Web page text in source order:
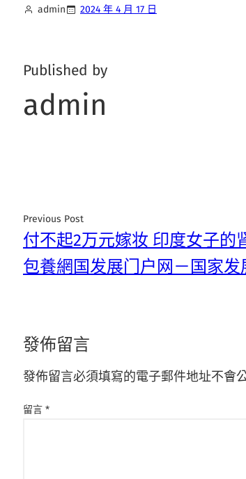
admin 2024 年 4 月 17 日
Published by
admin
Previous Post
付不起2万元嫁妆 印度女子的
包養網国发展门户网－国家发
發佈留言
發佈留言必須填寫的電子郵件地址不會
留言 *